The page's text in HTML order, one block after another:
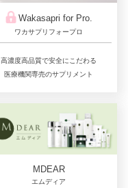
Wakasapri for Pro.
ワカサプリフォープロ
高濃度高品質で安全にこだわる
医療機関専売のサプリメント
MDEAR
エムディア